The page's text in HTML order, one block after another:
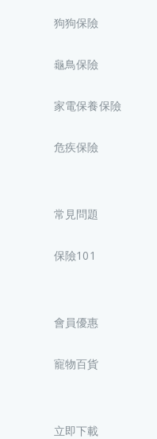
狗狗保險
龜鳥保險
家電保養保險
危疾保險
常見問題
保險101
會員優惠
寵物百貨
立即下載